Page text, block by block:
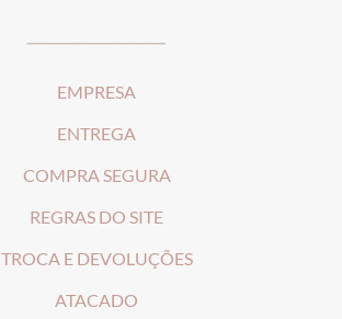
EMPRESA
ENTREGA
COMPRA SEGURA
REGRAS DO SITE
TROCA E DEVOLUÇÕES
ATACADO